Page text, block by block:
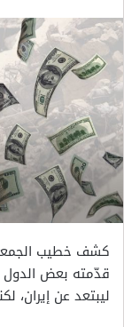
كشف خطيب
قدّمته بعض الدول
ليبتعد عن إيران،